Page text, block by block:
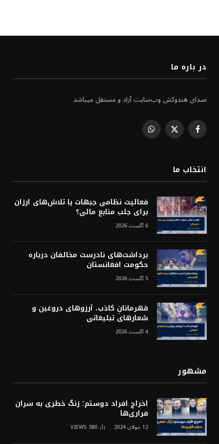
در باره ما
صدای هندوکش وب‌سایت آزاد و مستقل میباشد
Facebook
X
WhatsApp
انتخاب ما
فعالیت نظامی جبهات یا تلاش‌های ارزان
برای جلب منابع مالی؟
6 آگست 2026
برداشت‌های نادرست مخالفان درباره
حکومت افغانستان
5 آگست 2026
قهرمانانِ کاذب، آرزوهای دروغین و
شعارهای تبلیغاتی
4 آگست 2026
مشهور
اخراج افراد دوستم؛ زنگ خطری به سران
فراری‌ها
12 جولای 2024 380
VIEWS